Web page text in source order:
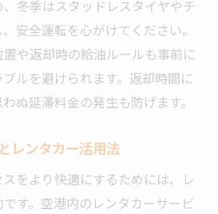
冬季はスタッドレスタイヤやチ
安全運転を心がけてください。
や返却時の給油ルールも事前に
ルを避けられます。返却時間に
ぬ延滞料金の発生も防げます。
レンタカー活用法
をより快適にするためには、レ
す。空港内のレンタカーサービ